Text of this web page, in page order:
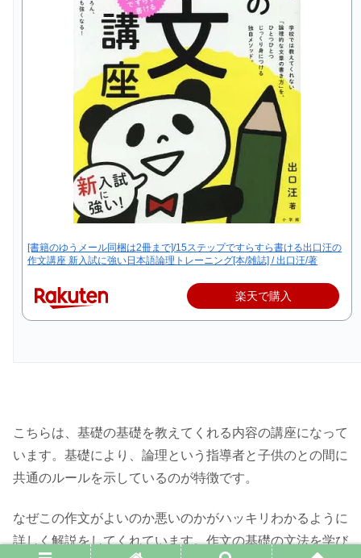
[書籍のゆうメール同梱は2冊まで]/15ステップですらすら書ける出口汪の
作文講座 新入試に強い日本語論理トレーニング[本/雑誌] / 出口汪/著
楽天で購入
こちらは、基礎の基礎を教えてくれる内容の講座になって
います。基礎により、論理という指導者と子供のとの間に
共通のルールを示しているのが特徴です。
なぜこの作文がよいのか悪いのかがハッキリわかるように
詳しく解説をしてくれています。作文の基礎の文法を学び